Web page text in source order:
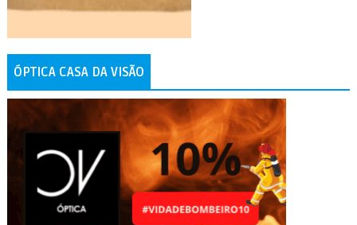
ÓPTICA CASA DA VISÃO